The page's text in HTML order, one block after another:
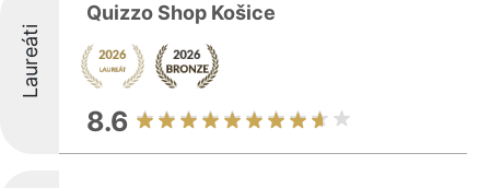
Laureáti
Quizzo Shop Košice
8.6